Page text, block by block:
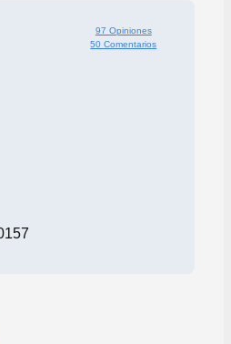
97 Opiniones
50 Comentarios